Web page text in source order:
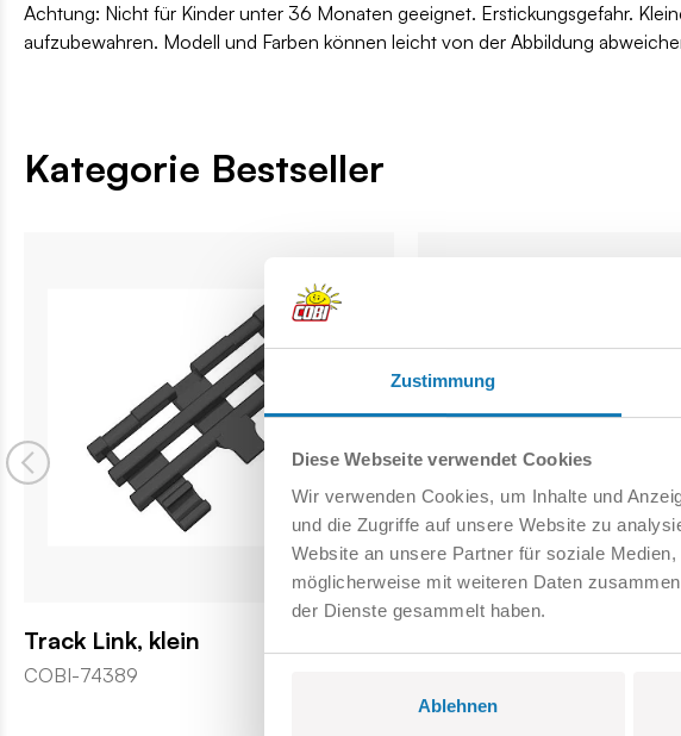
Zustimmung
Diese Webseite verwendet Cookies
Wir verwenden Cookies, um Inhalte und
und die Zugriffe auf unsere Website zu
Website an unsere Partner für soziale
möglicherweise mit weiteren Daten
der Dienste gesammelt haben.
Ablehnen
Achtung: Nicht für Kinder unter 36 Monaten geeignet. Erstickungsgefahr.
aufzubewahren. Modell und Farben können leicht von der Abbildung
Kategorie Bestseller
Track Link, klein
COBI-74389
COBI105567